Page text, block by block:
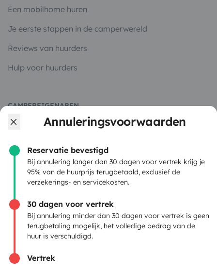
Annuleringsvoorwaarden
Reservatie bevestigd
Bij annulering langer dan 30 dagen voor vertrek krijg je
95% van de huurprijs terugbetaald, exclusief de
verzekerings- en servicekosten.
30 dagen voor vertrek
Bij annulering minder dan 30 dagen voor vertrek is geen
terugbetaling mogelijk, het volledige bedrag van de
huur is verschuldigd.
Vertrek
Een mobilhome huren
Je eerste stappen in de camperwereld
Reviews van huurders
Hulp voor huurders
CAMPEREIGENAREN
Plaats een advertentie
Huurcontract
Verzekering
Pechhulp
Hulp voor eigenaren
Beveiligde betaalmethoden